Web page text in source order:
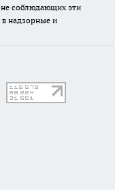
не соблюдающих эти
в надзорные и